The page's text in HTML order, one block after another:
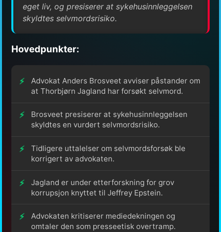
eget liv, og presiserer at sykehusinnleggelsen
skyldtes selvmordsrisiko.
Hovedpunkter:
Advokat Anders Brosveet avviser påstander om
at Thorbjørn Jagland har forsøkt selvmord.
Brosveet presiserer at sykehusinnleggelsen
skyldtes en vurdert selvmordsrisiko.
Tidligere uttalelser om selvmordsforsøk ble
korrigert av advokaten.
Jagland er under etterforskning for grov
korrupsjon knyttet til Jeffrey Epstein.
Advokaten kritiserer mediedekningen og
omtaler den som presseetisk overtramp.